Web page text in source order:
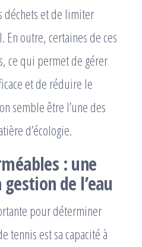
déchets et de limiter
En outre, certaines de ces
ce qui permet de gérer
et de réduire le
semble être l’une des
d’écologie.
: une
de l’eau
pour déterminer
tennis est sa capacité à